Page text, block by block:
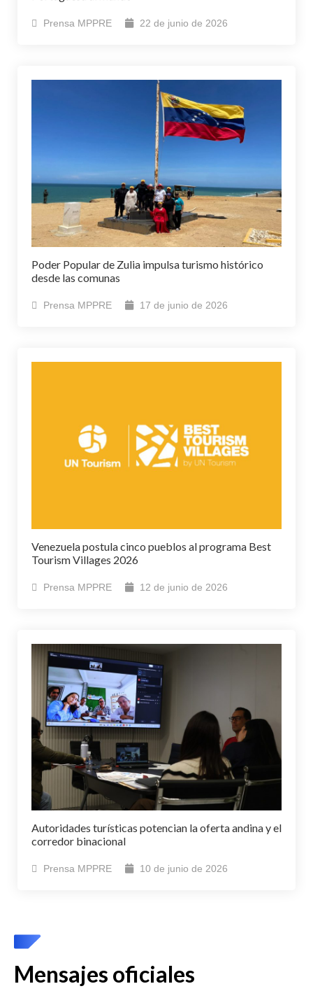
Prensa MPPRE 22 de junio de 2026
Poder Popular de Zulia impulsa turismo histórico
desde las comunas
Prensa MPPRE 17 de junio de 2026
Venezuela postula cinco pueblos al programa Best
Tourism Villages 2026
Prensa MPPRE 12 de junio de 2026
Autoridades turísticas potencian la oferta andina y el
corredor binacional
Prensa MPPRE 10 de junio de 2026
Mensajes oficiales